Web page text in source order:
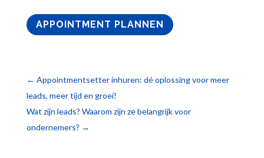
APPOINTMENT PLANNEN
← Appointmentsetter inhuren: dé oplossing voor meer
leads, meer tijd en groei!
Wat zijn leads? Waarom zijn ze belangrijk voor
ondernemers? →